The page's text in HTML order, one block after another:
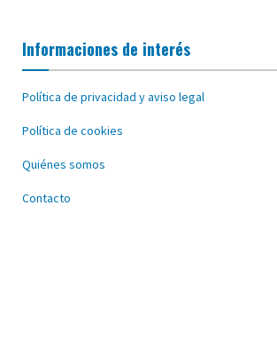
Informaciones de interés
Política de privacidad y aviso legal
Política de cookies
Quiénes somos
Contacto